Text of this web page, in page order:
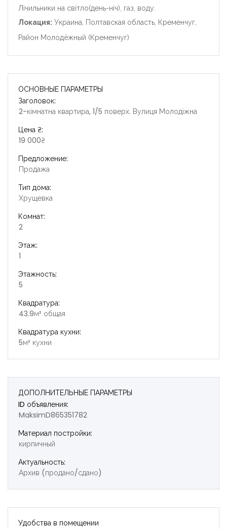
Лічильники на світло(день-ніч), газ, воду.
Локация: Украина, Полтавская область, Кременчуг,
Район Молодёжный (Кременчуг)
ОСНОВНЫЕ ПАРАМЕТРЫ
Заголовок:
2-кімнатна квартира, 1/5 поверх. Вулиця Молодіжна
Цена ₴:
19 000₴
Предложение:
Продажа
Тип дома:
Хрущевка
Комнат:
2
Этаж:
1
Этажность:
5
Квадратура:
43.9м² общая
Квадратура кухни:
5м² кухни
ДОПОЛНИТЕЛЬНЫЕ ПАРАМЕТРЫ
ID объявления:
MaksimD865351782
Материал постройки:
кирпичный
Актуальность:
Архив (продано/сдано)
Удобства в помещении